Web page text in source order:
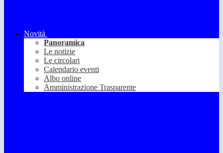
Novità
Panoramica
Le notizie
Le circolari
Calendario eventi
Albo online
Amministrazione Trasparente